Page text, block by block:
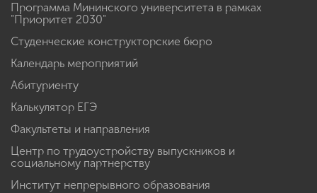
Программа Мининского университета в рамках
"Приоритет 2030"
Студенческие конструкторские бюро
Календарь мероприятий
Абитуриенту
Калькулятор ЕГЭ
Факультеты и направления
Центр по трудоустройству выпускников и
социальному партнерству
Институт непрерывного образования